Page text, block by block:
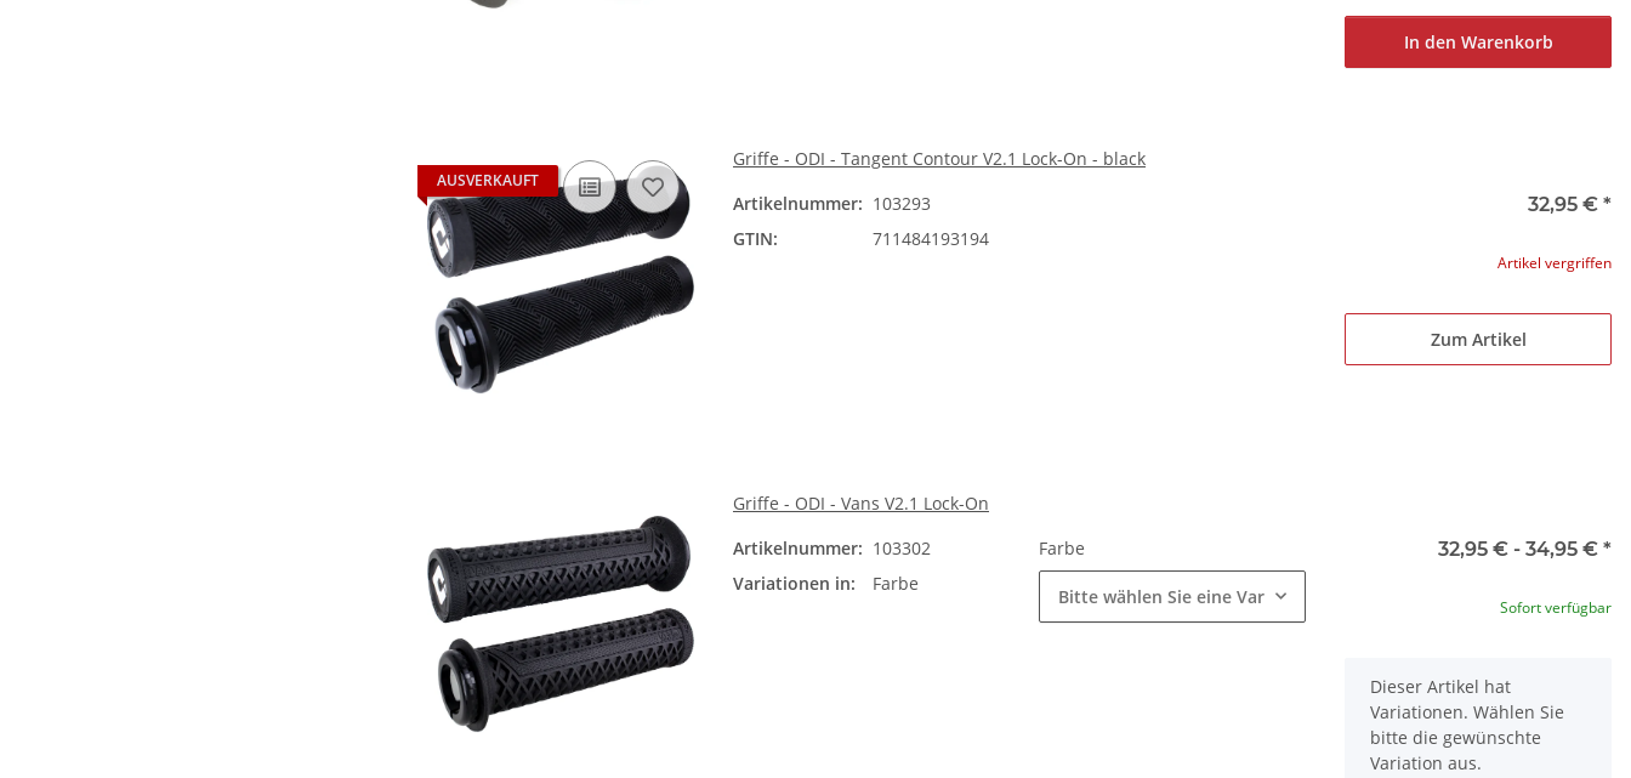
In den Warenkorb
AUSVERKAUFT
Griffe - ODI - Tangent Contour V2.1 Lock-On - black
Artikelnummer: 103293
GTIN:
711484193194
32,95 € *
Artikel vergriffen
Zum Artikel
Griffe - ODI - Vans V2.1 Lock-On
Artikelnummer: 103302
Variationen in:
Farbe
Farbe
Bitte wählen Sie eine Variation.
32,95 € - 34,95 € *
Sofort verfügbar
x
Dieser Artikel hat
Variationen. Wählen Sie
bitte die gewünschte
Variation aus.